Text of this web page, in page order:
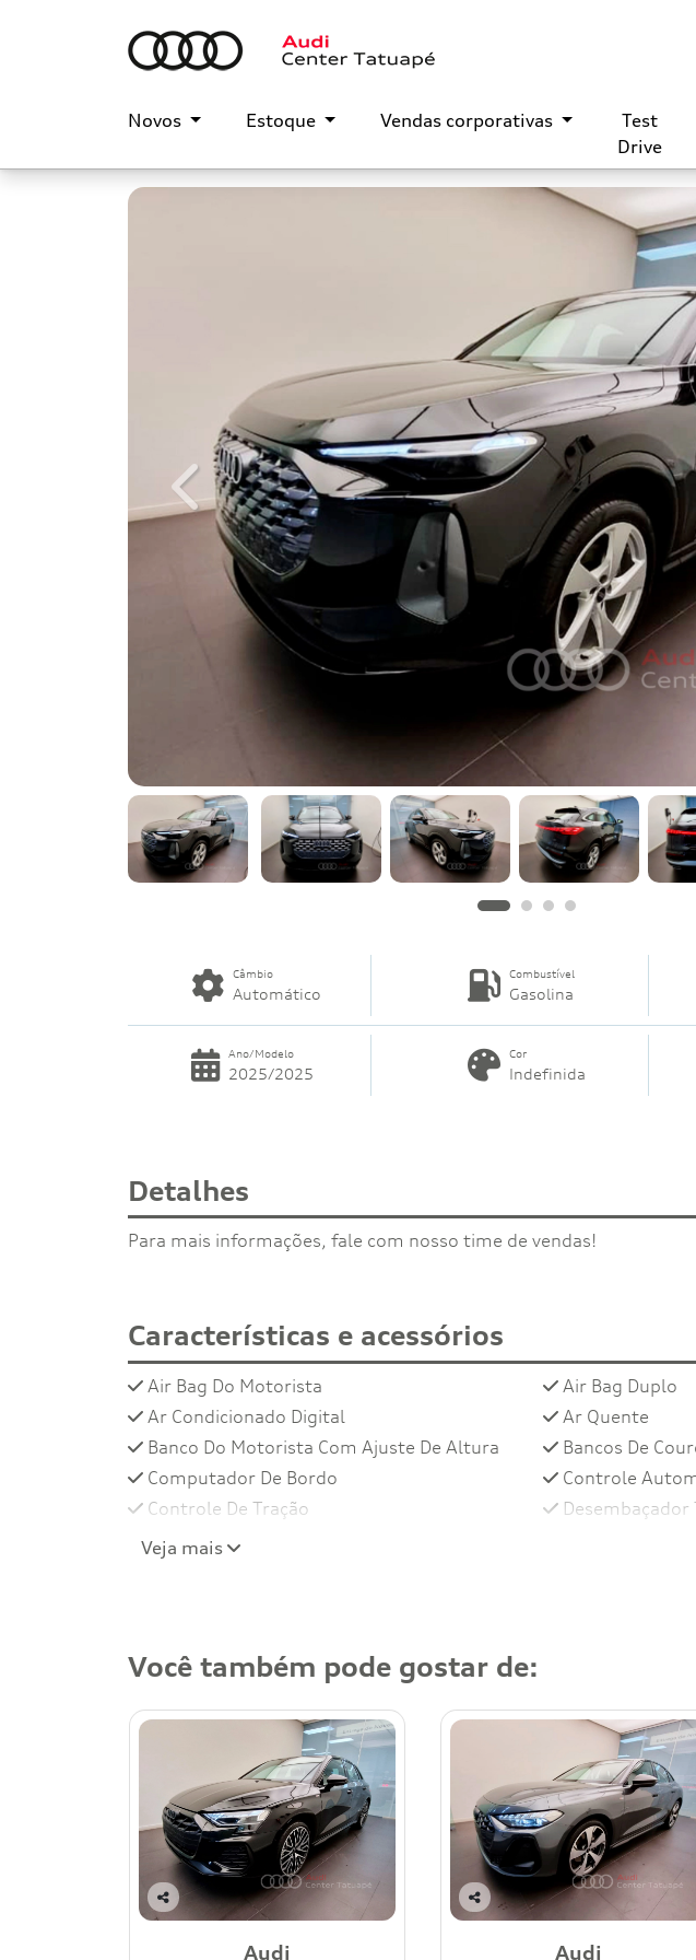
Novos Estoque Vendas corporativas
Test
Drive
Previous
Câmbio
Automático
Combustível
Gasolina
Ano/Modelo
2025/2025
Cor
Indefinida
Detalhes
Para mais informações, fale com nosso time de vendas!
Características e acessórios
Air Bag Do Motorista Air Bag Duplo
Ar Condicionado Digital
Ar Quente
Banco Do Motorista Com Ajuste De Altura
Bancos De
Computador De Bordo
Controle
Controle De Tração
Desembaçador
Veja mais
Você também pode gostar de:
Co
Audi
Co
Audi